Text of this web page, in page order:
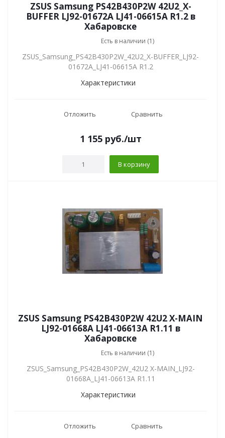
ZSUS Samsung PS42B430P2W 42U2_X-
BUFFER LJ92-01672A LJ41-06615A R1.2 в
Хабаровске
Есть в наличии (1)
ZSUS_Samsung_PS42B430P2W_42U2_X-BUFFER_LJ92-
01672A_LJ41-06615A R1.2
Характеристики
Отложить Сравнить
1 155 руб./шт
В корзину
ZSUS Samsung PS42B430P2W 42U2 X-MAIN
LJ92-01668A LJ41-06613A R1.11 в
Хабаровске
Есть в наличии (1)
ZSUS_Samsung_PS42B430P2W_42U2 X-MAIN_LJ92-
01668A_LJ41-06613A R1.11
Характеристики
Отложить Сравнить